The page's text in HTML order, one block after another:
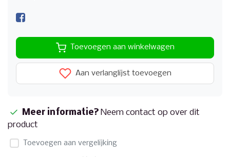
Toevoegen aan winkelwagen
Aan verlanglijst toevoegen
Meer informatie? Neem contact op over dit
product
Toevoegen aan vergelijking